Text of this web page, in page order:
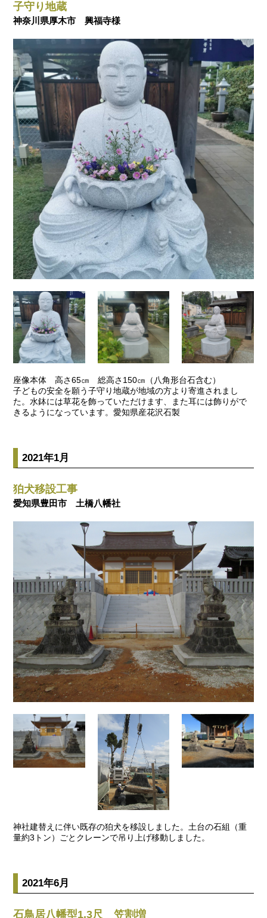
子守り地蔵
神奈川県厚木市 興福寺様
座像本体 高さ65㎝ 総高さ150㎝（八角形台石含む）
子どもの安全を願う子守り地蔵が地域の方より寄進されまし
た。水鉢には草花を飾っていただけます、また耳には飾りがで
きるようになっています。愛知県産花沢石製
2021年1月
狛犬移設工事
愛知県豊田市 土橋八幡社
神社建替えに伴い既存の狛犬を移設しました。土台の石組（重
量約3トン）ごとクレーンで吊り上げ移動しました。
2021年6月
石鳥居八幡型1.3尺 笠割増